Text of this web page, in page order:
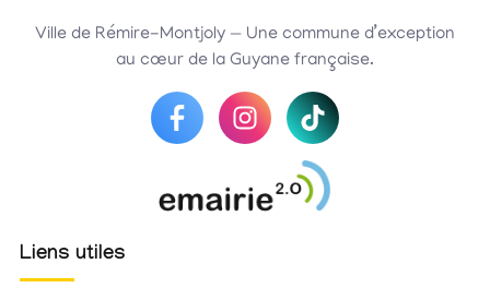
Ville de Rémire-Montjoly — Une commune d’exception
au cœur de la Guyane française.
Liens utiles